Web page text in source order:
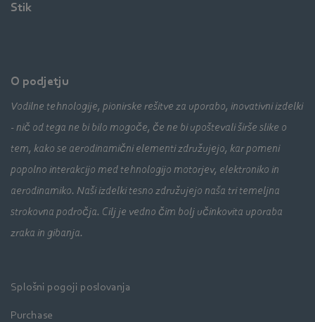
Stik
O podjetju
Vodilne tehnologije, pionirske rešitve za uporabo, inovativni izdelki
- nič od tega ne bi bilo mogoče, če ne bi upoštevali širše slike o
tem, kako se aerodinamični elementi združujejo, kar pomeni
popolno interakcijo med tehnologijo motorjev, elektroniko in
aerodinamiko. Naši izdelki tesno združujejo naša tri temeljna
strokovna področja. Cilj je vedno čim bolj učinkovita uporaba
zraka in gibanja.
Splošni pogoji poslovanja
Purchase